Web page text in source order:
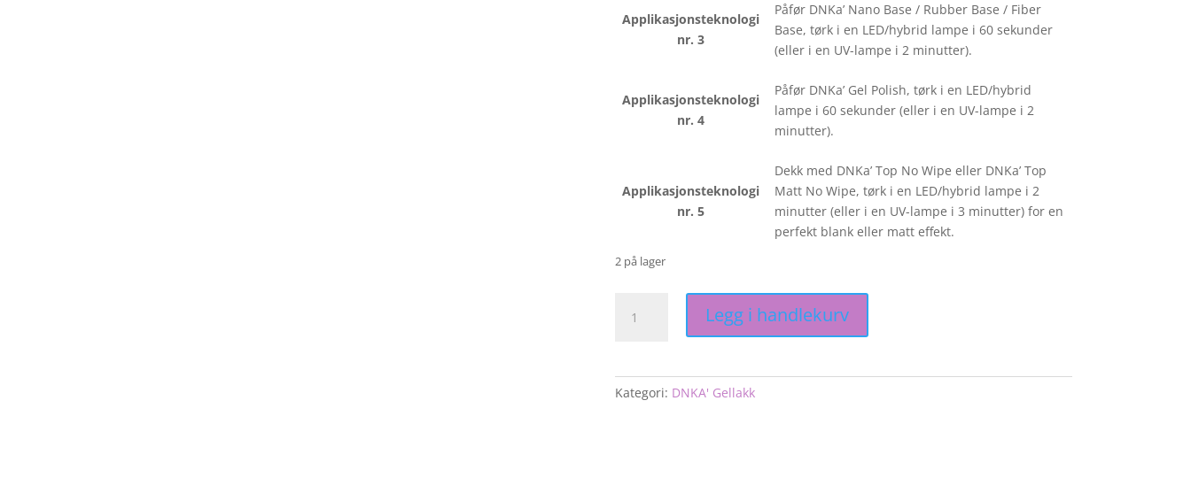
Applikasjonsteknologi
nr. 3
Påfør DNKa’ Nano Base / Rubber Base / Fiber
Base, tørk i en LED/hybrid lampe i 60 sekunder
(eller i en UV-lampe i 2 minutter).
Applikasjonsteknologi
nr. 4
Påfør DNKa’ Gel Polish, tørk i en LED/hybrid
lampe i 60 sekunder (eller i en UV-lampe i 2
minutter).
Applikasjonsteknologi
nr. 5
Dekk med DNKa’ Top No Wipe eller DNKa’ Top
Matt No Wipe, tørk i en LED/hybrid lampe i 2
minutter (eller i en UV-lampe i 3 minutter) for en
perfekt blank eller matt effekt.
2 på lager
Gellakk
Legg i handlekurv
Kategori: DNKA' Gellakk